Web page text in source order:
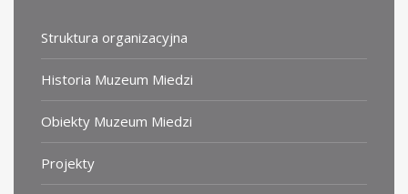
Struktura organizacyjna
Historia Muzeum Miedzi
Obiekty Muzeum Miedzi
Projekty